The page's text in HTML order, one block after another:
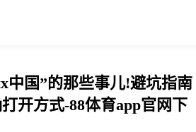
中国”的那些事儿!避坑指南
开方式-88体育app官网下